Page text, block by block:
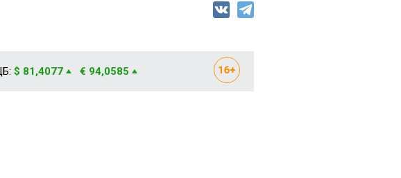
$ 81,4077 € 94,0585